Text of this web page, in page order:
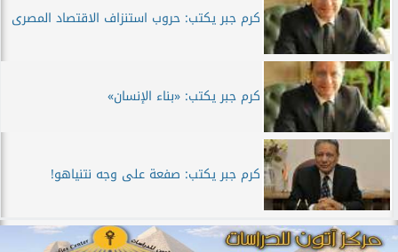
كرم جبر يكتب: حروب استنزاف الاقتصاد المصرى
كرم جبر يكتب: «بناء الإنسان»
كرم جبر يكتب: صفعة على وجه نتنياهو!